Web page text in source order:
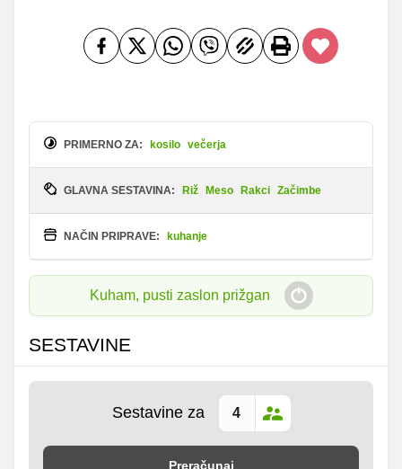
PRIMERNO ZA: kosilo večerja
GLAVNA SESTAVINA: Riž Meso Rakci Začimbe
NAČIN PRIPRAVE: kuhanje
Kuham, pusti zaslon prižgan
SESTAVINE
Sestavine za
Preračunaj